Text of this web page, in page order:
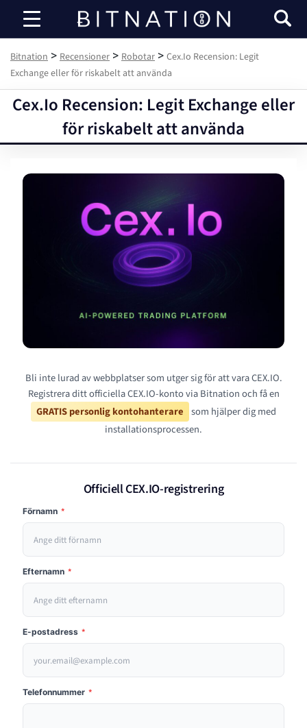
Bitnation
Bitnation > Recensioner > Robotar > Cex.Io Recension: Legit
Exchange eller för riskabelt att använda
Cex.Io Recension: Legit Exchange eller
för riskabelt att använda
Bli inte lurad av webbplatser som utger sig för att vara CEX.IO.
Registrera ditt officiella CEX.IO-konto via Bitnation och få en
GRATIS personlig kontohanterare som hjälper dig med
installationsprocessen.
Officiell CEX.IO-registrering
Förnamn *
Efternamn *
E-postadress *
Telefonnummer *